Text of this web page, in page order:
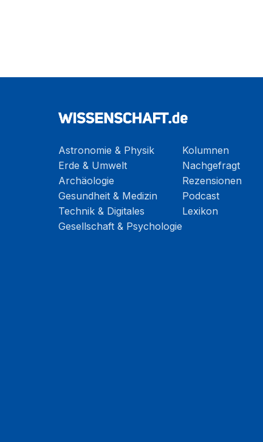
Astronomie & Physik
Erde & Umwelt
Archäologie
Gesundheit & Medizin
Technik & Digitales
Gesellschaft & Psychologie
Kolumnen
Nachgefragt
Rezensionen
Podcast
Lexikon